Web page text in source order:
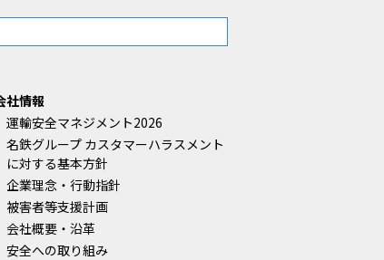
社情報
運輸安全マネジメント2026
名鉄グループ カスタマーハラスメント
に対する基本方針
企業理念・行動指針
被害者等支援計画
会社概要・沿革
安全への取り組み